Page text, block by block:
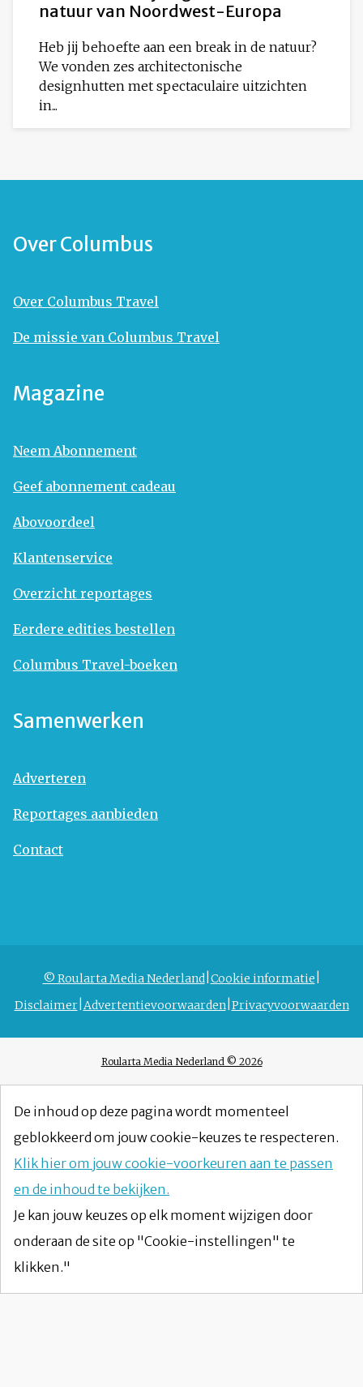
natuur van Noordwest-Europa
Heb jij behoefte aan een break in de natuur?
We vonden zes architectonische
designhutten met spectaculaire uitzichten
in...
Over Columbus
Over Columbus Travel
De missie van Columbus Travel
Magazine
Neem Abonnement
Geef abonnement cadeau
Abovoordeel
Klantenservice
Overzicht reportages
Eerdere edities bestellen
Columbus Travel-boeken
Samenwerken
Adverteren
Reportages aanbieden
Contact
© Roularta Media Nederland Cookie informatie
Disclaimer Advertentievoorwaarden Privacyvoorwaarden
Roularta Media Nederland © 2026
De inhoud op deze pagina wordt momenteel
geblokkeerd om jouw cookie-keuzes te respecteren.
Klik hier om jouw cookie-voorkeuren aan te passen
en de inhoud te bekijken.
Je kan jouw keuzes op elk moment wijzigen door
onderaan de site op "Cookie-instellingen" te
klikken."